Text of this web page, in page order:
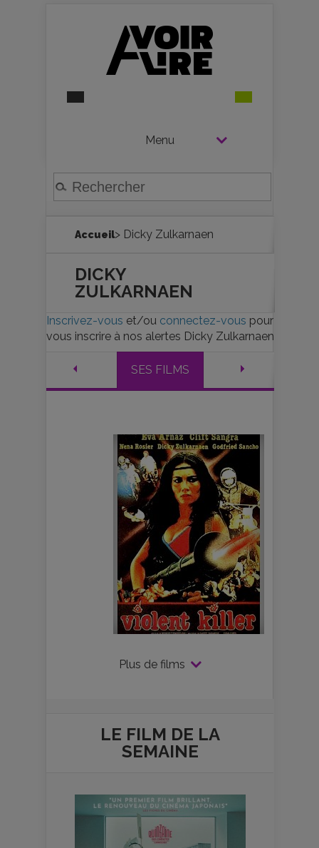
Menu
Accueil> Dicky Zulkarnaen
DICKY
ZULKARNAEN
Inscrivez-vous et/ou connectez-vous pour
vous inscrire à nos alertes Dicky Zulkarnaen
SES FILMS
Plus de films
LE FILM DE LA
SEMAINE